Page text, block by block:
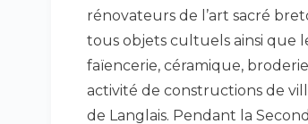
rénovateurs de l’art sacré
tous objets cultuels ainsi que
faïencerie, céramique,
activité de constructions de
de Langlais. Pendant la